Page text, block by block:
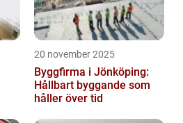
20 november 2025
Byggfirma i Jönköping:
Hållbart byggande som
håller över tid